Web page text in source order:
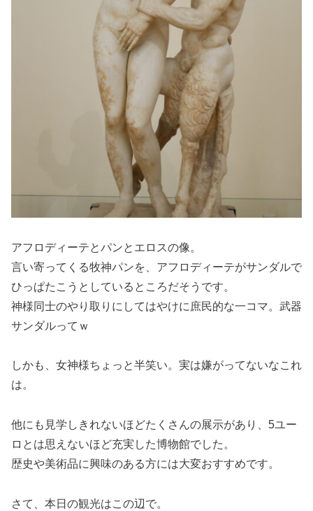
アフロディーテとパンとエロスの像。
言い寄ってくる牧神パンを、アフロディーテがサンダルで
ひっぱたこうとしているところだそうです。
神様同士のやり取りにしてはやけに庶民的な一コマ。武器
サンダルってｗ
しかも、女神様ちょっと半笑い。実は嫌がってないなこれ
は。
他にも見学しきれないほどたくさんの展示があり、5ユー
ロとは思えないほど充実した博物館でした。
歴史や美術品に興味のある方には大変おすすめです。
さて、本日の観光はこの辺で。